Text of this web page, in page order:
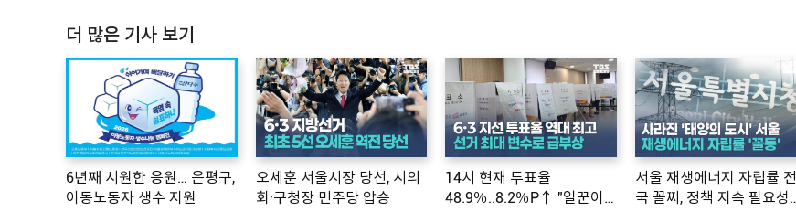
더 많은 기사 보기
6년째 시원한 응원… 은평구,
이동노동자 생수 지원
오세훈 서울시장 당선, 시의
회·구청장 민주당 압승
14시 현재 투표율
48.9％..8.2％P↑ "일꾼이
서울 재생에너지 자립률 전
국 꼴찌, 정책 지속 필요성